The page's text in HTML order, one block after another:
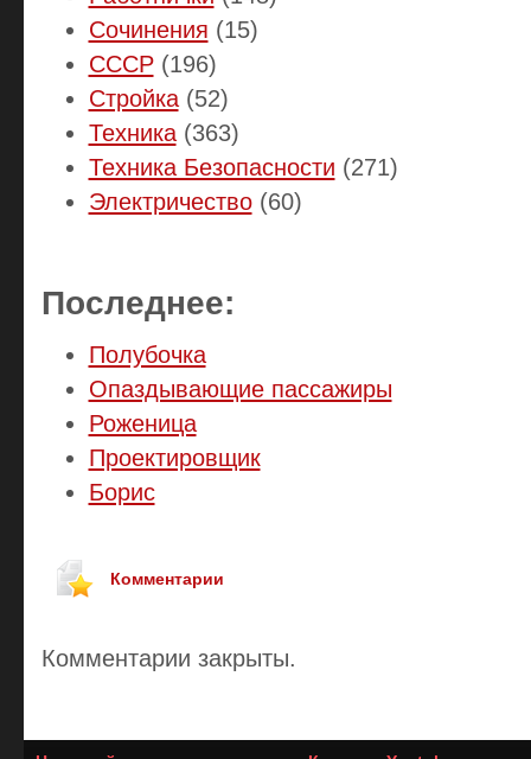
Сочинения (15)
СССР(196)
Стройка(52)
Техника(363)
Техника Безопасности (271)
Электричество(60)
Последнее:
Полубочка
Опаздывающие пассажиры
Роженица
Проектировщик
Борис
Комментарии
Комментарии закрыты.